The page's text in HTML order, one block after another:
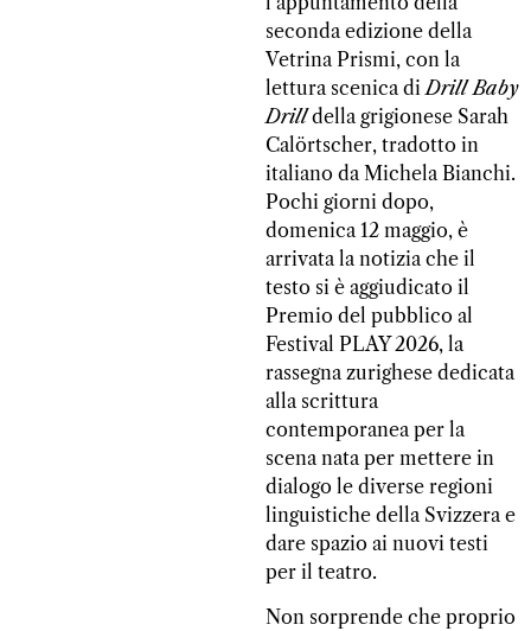
seconda edizione della
Vetrina Prismi, con la
lettura scenica di Drill Baby
Drilldella grigionese Sarah
Calörtscher, tradotto in
italiano da Michela Bianchi.
Pochi giorni dopo,
domenica 12 maggio, è
arrivata la notizia che il
testo si è aggiudicato il
Premio del pubblico al
Festival PLAY 2026, la
rassegna zurighese dedicata
alla scrittura
contemporanea per la
scena nata per mettere in
dialogo le diverse regioni
linguistiche della Svizzera e
dare spazio ai nuovi testi
per il teatro.
Non sorprende che proprio